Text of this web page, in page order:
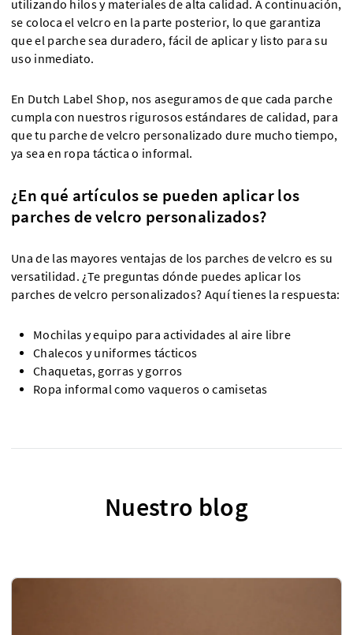
utilizando hilos y materiales de alta calidad. A continuación,
se coloca el velcro en la parte posterior, lo que garantiza
que el parche sea duradero, fácil de aplicar y listo para su
uso inmediato.
En Dutch Label Shop, nos aseguramos de que cada parche
cumpla con nuestros rigurosos estándares de calidad, para
que tu parche de velcro personalizado dure mucho tiempo,
ya sea en ropa táctica o informal.
¿En qué artículos se pueden aplicar los
parches de velcro personalizados?
Una de las mayores ventajas de los parches de velcro es su
versatilidad. ¿Te preguntas dónde puedes aplicar los
parches de velcro personalizados? Aquí tienes la respuesta:
Mochilas y equipo para actividades al aire libre
Chalecos y uniformes tácticos
Chaquetas, gorras y gorros
Ropa informal como vaqueros o camisetas
Nuestro blog